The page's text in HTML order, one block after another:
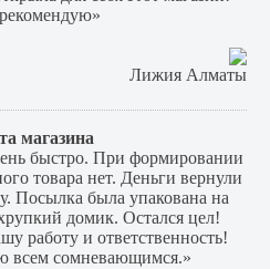
Лижия Алматы
магазина
быстро. При формировании
товара нет. Деньги вернули
Посылка была упакована на
домик. Остался цел!
работу и ответственность!
всем сомневающимся.»